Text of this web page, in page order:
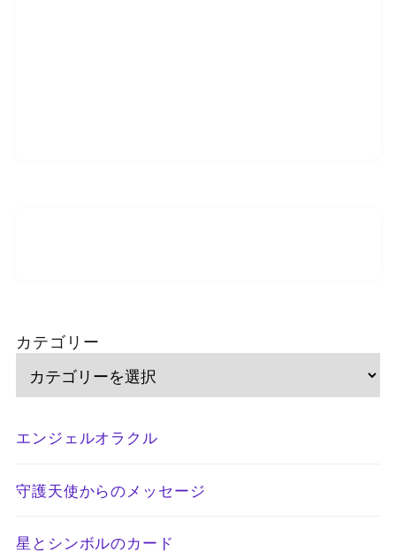
カテゴリー
エンジェルオラクル
守護天使からのメッセージ
星とシンボルのカード